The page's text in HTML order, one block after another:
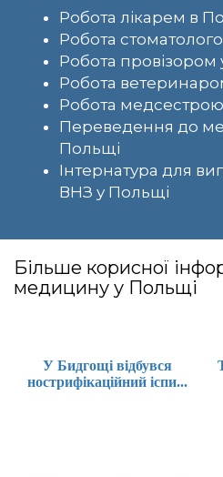
Робота лікарем в
Робота
Робота провізором
Робота
Робота
Переведення до
Польщі
Інтернатура для
ВНЗ у Польщі
Більше корисної
медицину у Польщі
У Бидгощі відбувся
нострифікаційний іспи...